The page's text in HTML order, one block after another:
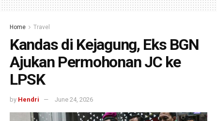
Home Travel
Kandas di Kejagung, Eks BGN
Ajukan Permohonan JC ke
LPSK
by Hendri June 24, 2026